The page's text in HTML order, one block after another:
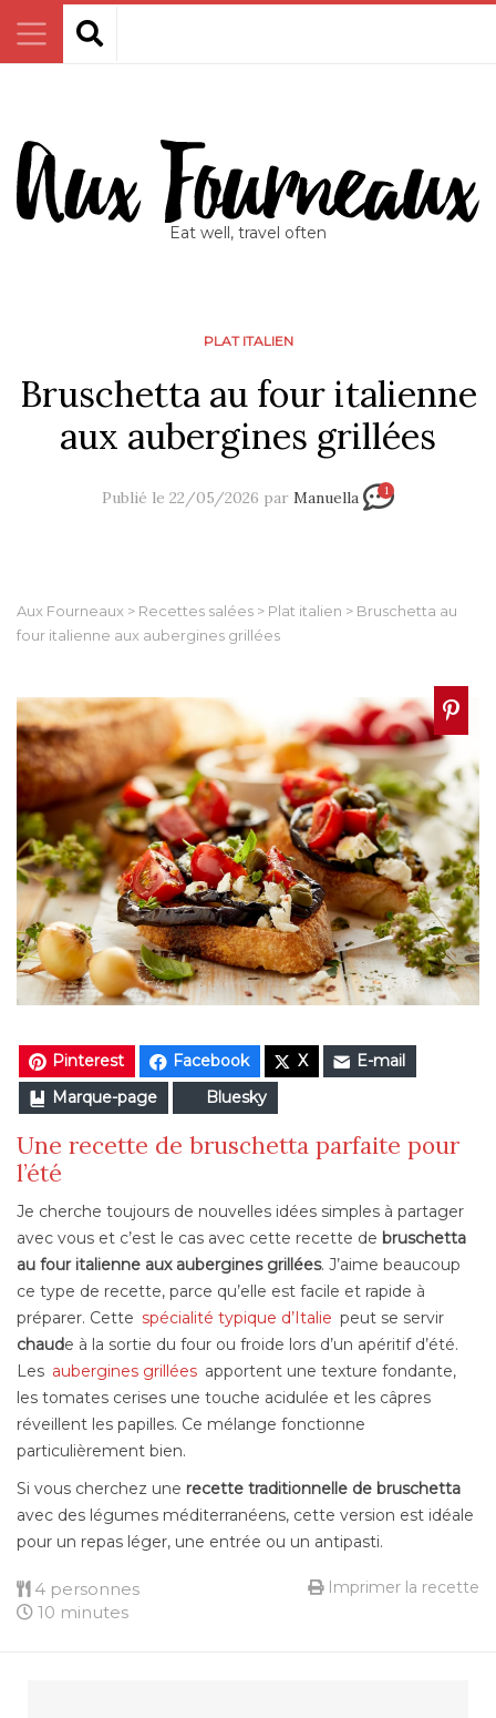
Eat well, travel often
PLAT ITALIEN
Bruschetta au four italienne
aux aubergines grillées
Publié le 22/05/2026 par Manuella 1
Aux Fourneaux > Recettes salées > Plat italien > Bruschetta au
four italienne aux aubergines grillées
Pinterest Facebook X
E-mail
Marque-page
Bluesky
Une recette de bruschetta parfaite pour
l’été
Je cherche toujours de nouvelles idées simples à partager
avec vous et c’est le cas avec cette recette de bruschetta
au four italienne aux aubergines grillées. J’aime beaucoup
ce type de recette, parce qu’elle est facile et rapide à
préparer. Cette spécialité typique d’Italie peut se servir
chaude à la sortie du four ou froide lors d’un apéritif d’été.
Les aubergines grillées apportent une texture fondante,
les tomates cerises une touche acidulée et les câpres
réveillent les papilles. Ce mélange fonctionne
particulièrement bien.
Si vous cherchez une recette traditionnelle de bruschetta
avec des légumes méditerranéens, cette version est idéale
pour un repas léger, une entrée ou un antipasti.
4 personnes
10 minutes
Imprimer la recette